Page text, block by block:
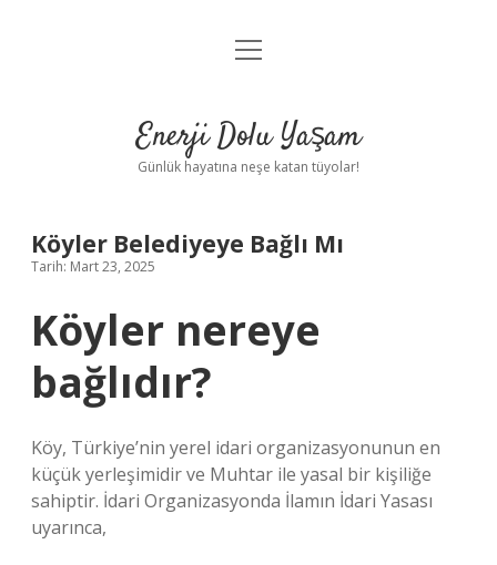
Anasayfa
Yasal Uyarı
menüyü
Enerji Dolu Yaşam
Günlük hayatına neşe katan tüyolar!
Köyler Belediyeye Bağlı Mı
Tarih: Mart 23, 2025
Köyler nereye
bağlıdır?
Köy, Türkiye’nin yerel idari organizasyonunun en
küçük yerleşimidir ve Muhtar ile yasal bir kişiliğe
sahiptir. İdari Organizasyonda İlamın İdari Yasası
uyarınca,